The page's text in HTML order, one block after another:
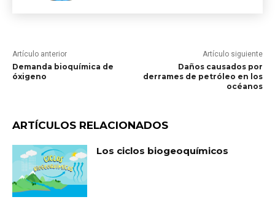
Artículo anterior
Demanda bioquímica de
óxigeno
Artículo siguiente
Daños causados por
derrames de petróleo en los
océanos
ARTÍCULOS RELACIONADOS
Los ciclos biogeoquímicos